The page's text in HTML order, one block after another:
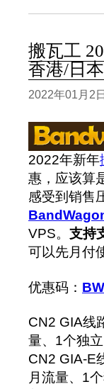
搬瓦工
香港/日
2022年01月2
2022年新年
惠，应该算
感受到销售
VPS。 支持
可以先月付
优惠码：
CN2 GIA线
量、1个独
CN2 GIA-E
月流量、1